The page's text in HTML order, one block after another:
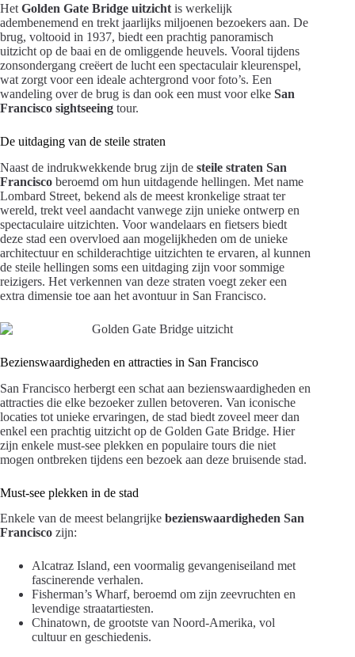
Het Golden Gate Bridge uitzicht is werkelijk
adembenemend en trekt jaarlijks miljoenen bezoekers aan. De
brug, voltooid in 1937, biedt een prachtig panoramisch
uitzicht op de baai en de omliggende heuvels. Vooral tijdens
zonsondergang creëert de lucht een spectaculair kleurenspel,
wat zorgt voor een ideale achtergrond voor foto’s. Een
wandeling over de brug is dan ook een must voor elke San
Francisco sightseeing tour.
De uitdaging van de steile straten
Naast de indrukwekkende brug zijn de steile straten San
Francisco beroemd om hun uitdagende hellingen. Met name
Lombard Street, bekend als de meest kronkelige straat ter
wereld, trekt veel aandacht vanwege zijn unieke ontwerp en
spectaculaire uitzichten. Voor wandelaars en fietsers biedt
deze stad een overvloed aan mogelijkheden om de unieke
architectuur en schilderachtige uitzichten te ervaren, al kunnen
de steile hellingen soms een uitdaging zijn voor sommige
reizigers. Het verkennen van deze straten voegt zeker een
extra dimensie toe aan het avontuur in San Francisco.
Bezienswaardigheden en attracties in San Francisco
San Francisco herbergt een schat aan bezienswaardigheden en
attracties die elke bezoeker zullen betoveren. Van iconische
locaties tot unieke ervaringen, de stad biedt zoveel meer dan
enkel een prachtig uitzicht op de Golden Gate Bridge. Hier
zijn enkele must-see plekken en populaire tours die niet
mogen ontbreken tijdens een bezoek aan deze bruisende stad.
Must-see plekken in de stad
Enkele van de meest belangrijke bezienswaardigheden San
Francisco zijn:
Alcatraz Island, een voormalig gevangeniseiland met
fascinerende verhalen.
Fisherman’s Wharf, beroemd om zijn zeevruchten en
levendige straatartiesten.
Chinatown, de grootste van Noord-Amerika, vol
cultuur en geschiedenis.